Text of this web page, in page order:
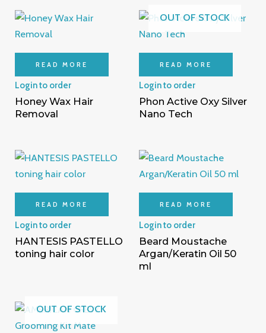
READ MORE
Login to order
Honey Wax Hair
Removal
OUT OF STOCK
READ MORE
Login to order
Phon Active Oxy Silver
Nano Tech
READ MORE
Login to order
HANTESIS PASTELLO
toning hair color
READ MORE
Login to order
Beard Moustache
Argan/Keratin Oil 50
ml
OUT OF STOCK